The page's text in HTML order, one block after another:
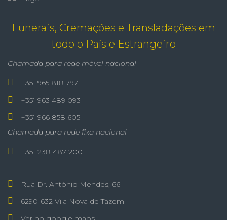
Funerais, Cremações e Transladações em
todo o País e Estrangeiro
Chamada para rede móvel nacional
+351 965 818 797
+351 963 489 093
+351 966 858 605
Chamada para rede fixa nacional
+351 238 487 200
Rua Dr. António Mendes, 66
6290-632 Vila Nova de Tazem